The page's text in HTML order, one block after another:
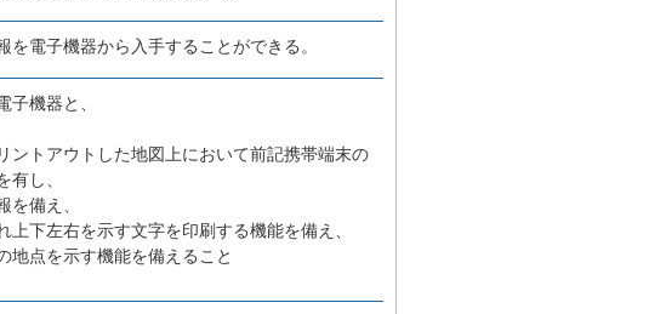
電子機器から入手することができる。
機器と、
ントアウトした地図上において前記携帯端末の
し、
備え、
下左右を示す文字を印刷する機能を備え、
地点を示す機能を備えること